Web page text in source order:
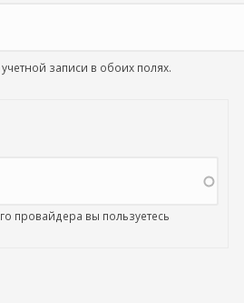
записи в обоих полях.
провайдера вы пользуетесь